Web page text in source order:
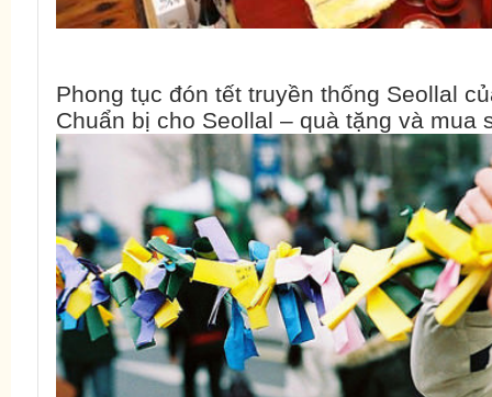
Phong tục đón tết truyền thống Seollal
Chuẩn bị cho Seollal – quà tặng và mua